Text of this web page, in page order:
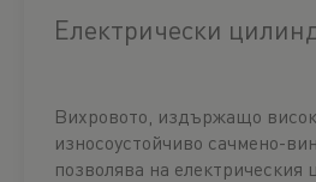
Електрически
Вихровото, издържащо
износоустойчиво сачмено-
позволява на електрическия